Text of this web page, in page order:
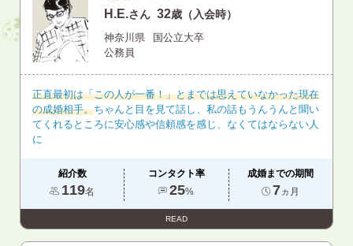
H.E.さん 32歳（入会時）
神奈川県
国公立大卒
公務員
正直最初は「この人が一番！」とまでは思えていなかった現在
の成婚相手。ちゃんと目を見て話し、私の話もうんうんと聞い
てくれるところに安心感や信頼感を感じ、なくてはならない人
に
紹介数
119名
コンタクト率
25%
成婚までの期間
7ヵ月
READ